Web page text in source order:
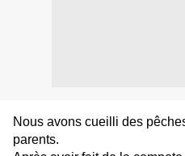
Nous avons cueilli des
parents.